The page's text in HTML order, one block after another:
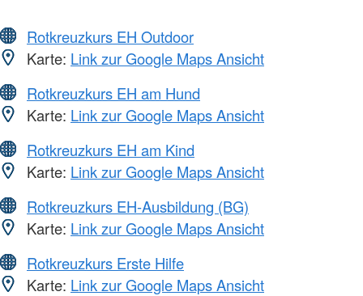
Rotkreuzkurs EH Outdoor
Karte: Link zur Google Maps Ansicht
Rotkreuzkurs EH am Hund
Karte: Link zur Google Maps Ansicht
Rotkreuzkurs EH am Kind
Karte: Link zur Google Maps Ansicht
Rotkreuzkurs EH-Ausbildung (BG)
Karte: Link zur Google Maps Ansicht
Rotkreuzkurs Erste Hilfe
Karte: Link zur Google Maps Ansicht